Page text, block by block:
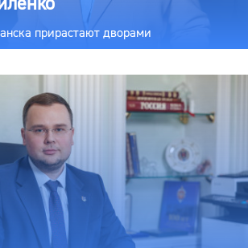
прирастают дворами